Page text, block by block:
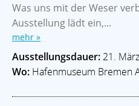
Was uns mit der Weser
Ausstellung lädt ein,...
mehr »
Ausstellungsdauer:21.
Wo: Hafenmuseum Bremen